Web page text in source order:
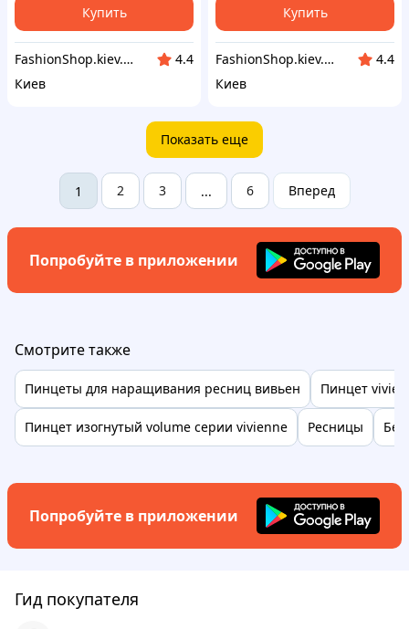
Купить
FashionShop.kiev.ua - Материалы для красоты
4.4
Киев
Купить
FashionShop.kiev.ua - Материалы для красоты
4.4
Киев
Показать еще
1 2 3 ... 6 Вперед
Попробуйте в приложении
Смотрите также
Пинцеты для наращивания ресниц вивьен Пинцет
Пинцет изогнутый volume серии vivienne Ресницы
Попробуйте в приложении
Гид покупателя